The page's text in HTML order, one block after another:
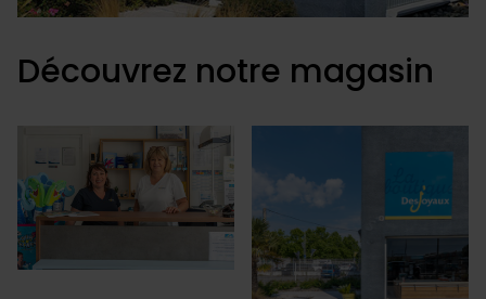
Découvrez notre magasin